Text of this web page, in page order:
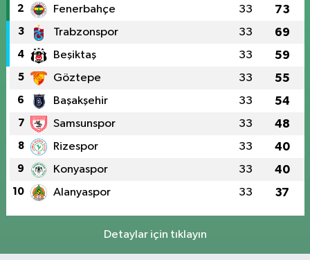
2 Fenerbahçe 33 73
3 Trabzonspor 33 69
4 Beşiktaş 33 59
5 Göztepe 33 55
6 Başakşehir 33 54
7 Samsunspor 33 48
8 Rizespor 33 40
9 Konyaspor 33 40
10 Alanyaspor 33 37
Detaylar için tıklayın